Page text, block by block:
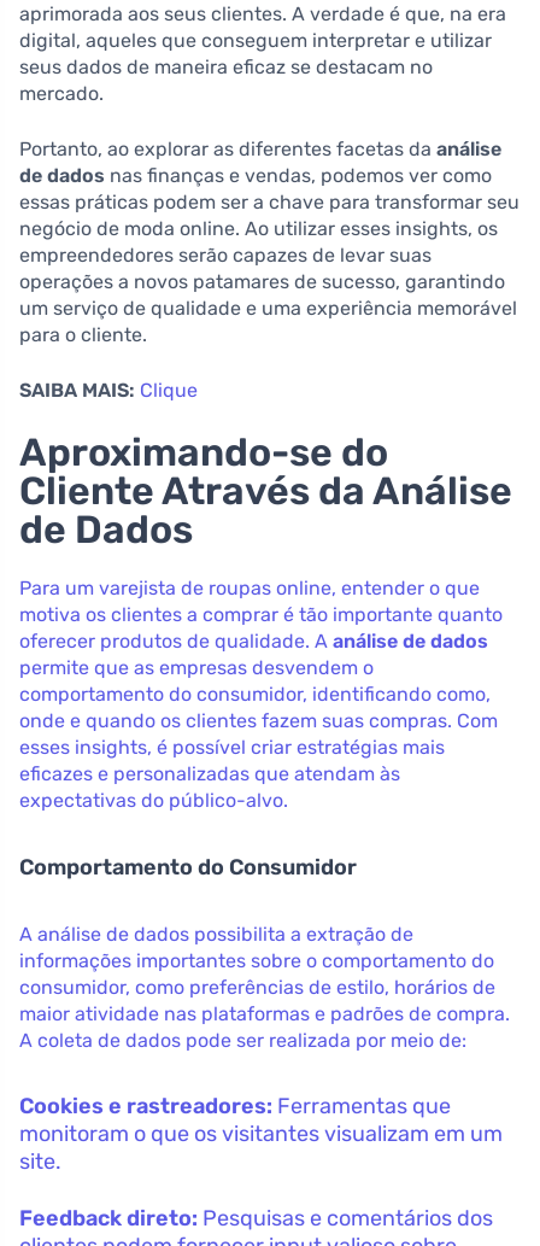
aprimorada aos seus clientes. A verdade é que, na era
digital, aqueles que conseguem interpretar e utilizar
seus dados de maneira eficaz se destacam no
mercado.
Portanto, ao explorar as diferentes facetas da análise
de dados nas finanças e vendas, podemos ver como
essas práticas podem ser a chave para transformar seu
negócio de moda online. Ao utilizar esses insights, os
empreendedores serão capazes de levar suas
operações a novos patamares de sucesso, garantindo
um serviço de qualidade e uma experiência memorável
para o cliente.
SAIBA MAIS: Clique
Aproximando-se do
Cliente Através da Análise
de Dados
Para um varejista de roupas online, entender o que
motiva os clientes a comprar é tão importante quanto
oferecer produtos de qualidade. A análise de dados
permite que as empresas desvendem o
comportamento do consumidor, identificando como,
onde e quando os clientes fazem suas compras. Com
esses insights, é possível criar estratégias mais
eficazes e personalizadas que atendam às
expectativas do público-alvo.
Comportamento do Consumidor
A análise de dados possibilita a extração de
informações importantes sobre o comportamento do
consumidor, como preferências de estilo, horários de
maior atividade nas plataformas e padrões de compra.
A coleta de dados pode ser realizada por meio de:
Cookies e rastreadores: Ferramentas que
monitoram o que os visitantes visualizam em um
site.
Feedback direto: Pesquisas e comentários dos